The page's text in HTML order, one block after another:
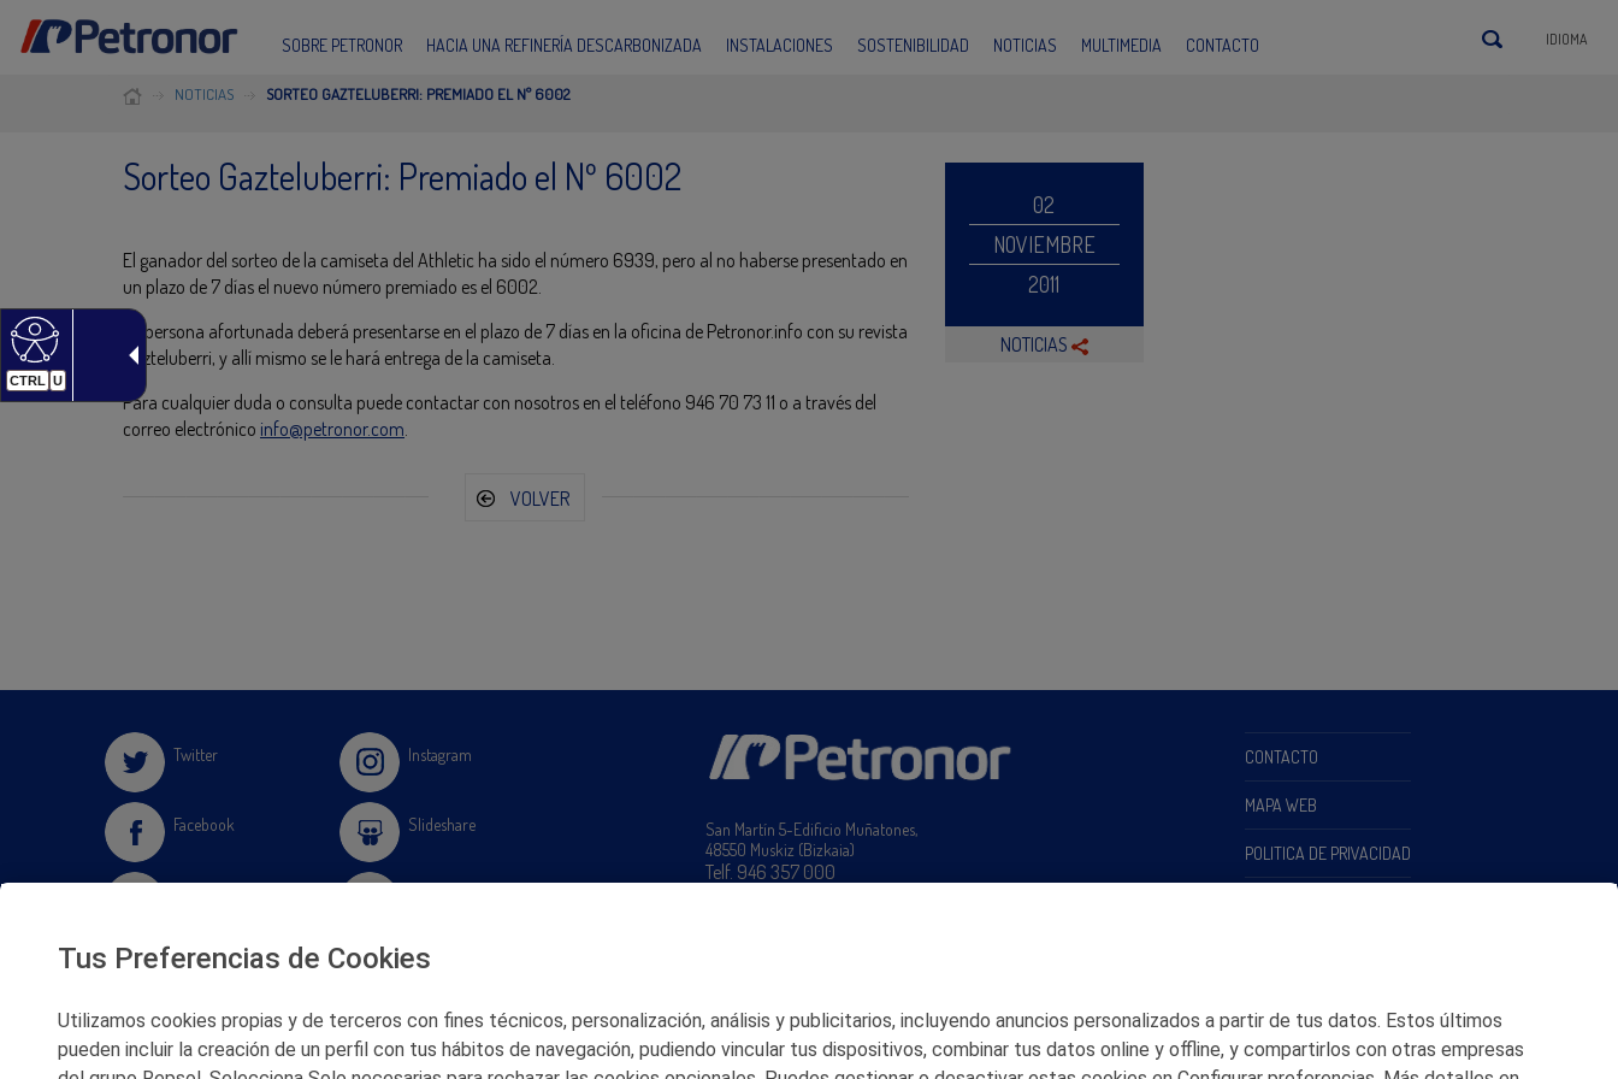
CTRL U
SOBRE PETRONOR HACIA UNA REFINERÍA DESCARBONIZADA INSTALACIONES SOSTENIBILIDAD NOTICIAS MULTIMEDIA CONTACTO IDIOMA
NOTICIAS SORTEO GAZTELUBERRI: PREMIADO EL Nº 6002
Sorteo Gazteluberri: Premiado el Nº 6002
El ganador del sorteo de la camiseta del Athletic ha sido el número 6939, pero al no haberse presentado en
un plazo de 7 días el nuevo número premiado es el 6002.
La persona afortunada deberá presentarse en el plazo de 7 días en la oficina de Petronor.info con su revista
Gazteluberri, y allí mismo se le hará entrega de la camiseta.
Para cualquier duda o consulta puede contactar con nosotros en el teléfono 946 70 73 11 o a través del
correo electrónico info@petronor.com
VOLVER
02
NOVIEMBRE
2011
NOTICIAS
Twitter
Facebook
Flickr
Instagram
Slideshare
San Martín 5-Edificio Muñatones,
48550 Muskiz (Bizkaia)
Telf. 946 357 000
CONTACTO
MAPA WEB
POLITICA DE PRIVACIDAD
Tus Preferencias de Cookies
Utilizamos cookies propias y de terceros con fines técnicos, personalización, análisis y publicitarios, incluyendo anuncios personalizados a partir de tus datos. Estos últimos
pueden incluir la creación de un perfil con tus hábitos de navegación, pudiendo vincular tus dispositivos, combinar tus datos online y offline, y compartirlos con otras empresas